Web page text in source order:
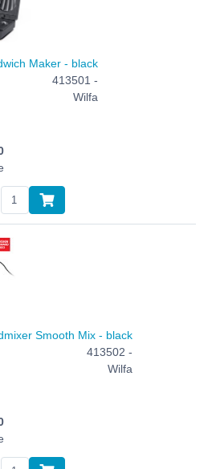
Maker - black
413501 -
Wilfa
Smooth Mix - black
413502 -
Wilfa